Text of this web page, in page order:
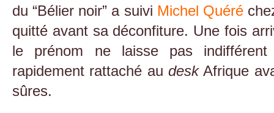
du “Bélier noir” a suivi Michel Quéré
quitté avant sa déconfiture. Une fois
le prénom ne laisse pas
rapidement rattaché au deskAfrique
sûres.